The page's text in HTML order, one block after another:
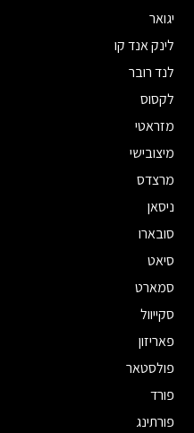
יגואר
לינק אנד קו
לנד רובר
לקסוס
מזראטי
מיצובישי
מרצדס
ניסאן
סובארו
סיאט
סמארט
סקייוול
פאריזון
פולסטאר
פורד
פורתינג